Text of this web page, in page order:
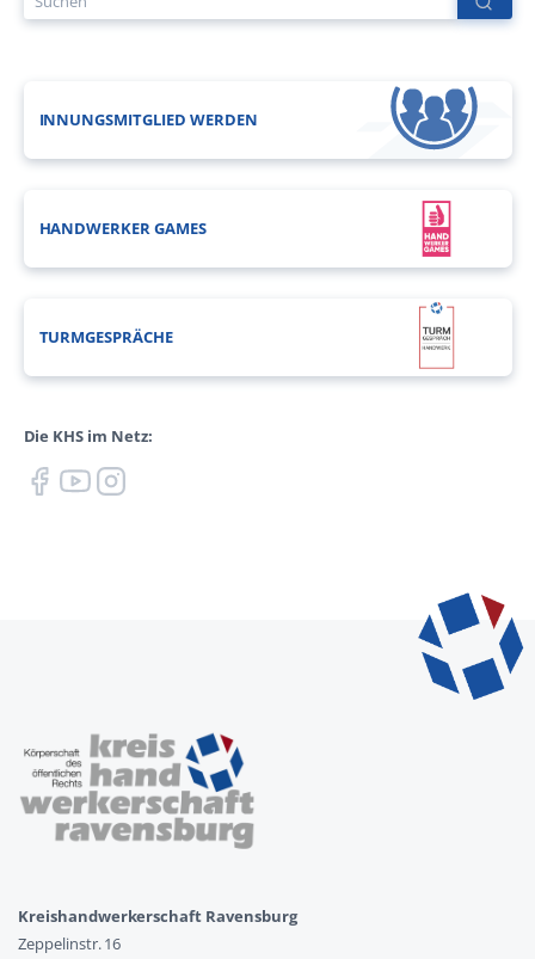
INNUNGSMITGLIED WERDEN
HANDWERKER GAMES
TURMGESPRÄCHE
Die KHS im Netz:
Kreishandwerkerschaft Ravensburg
Zeppelinstr. 16